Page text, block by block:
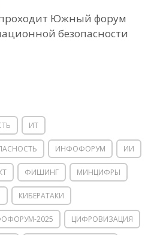
Южный форум
безопасности
ИТ
ИНФОФОРУМ ИИ
ФИШИНГ МИНЦИФРЫ
КИБЕРАТАКИ
2025 ЦИФРОВИЗАЦИЯ